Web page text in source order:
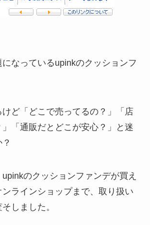
になっているupinkのクッションフ
ど「どこで売ってるの？」「店
「通販だとどこが安心？」と迷
のクッションファンデが買え
ラインショップまで、取り扱い
しました。